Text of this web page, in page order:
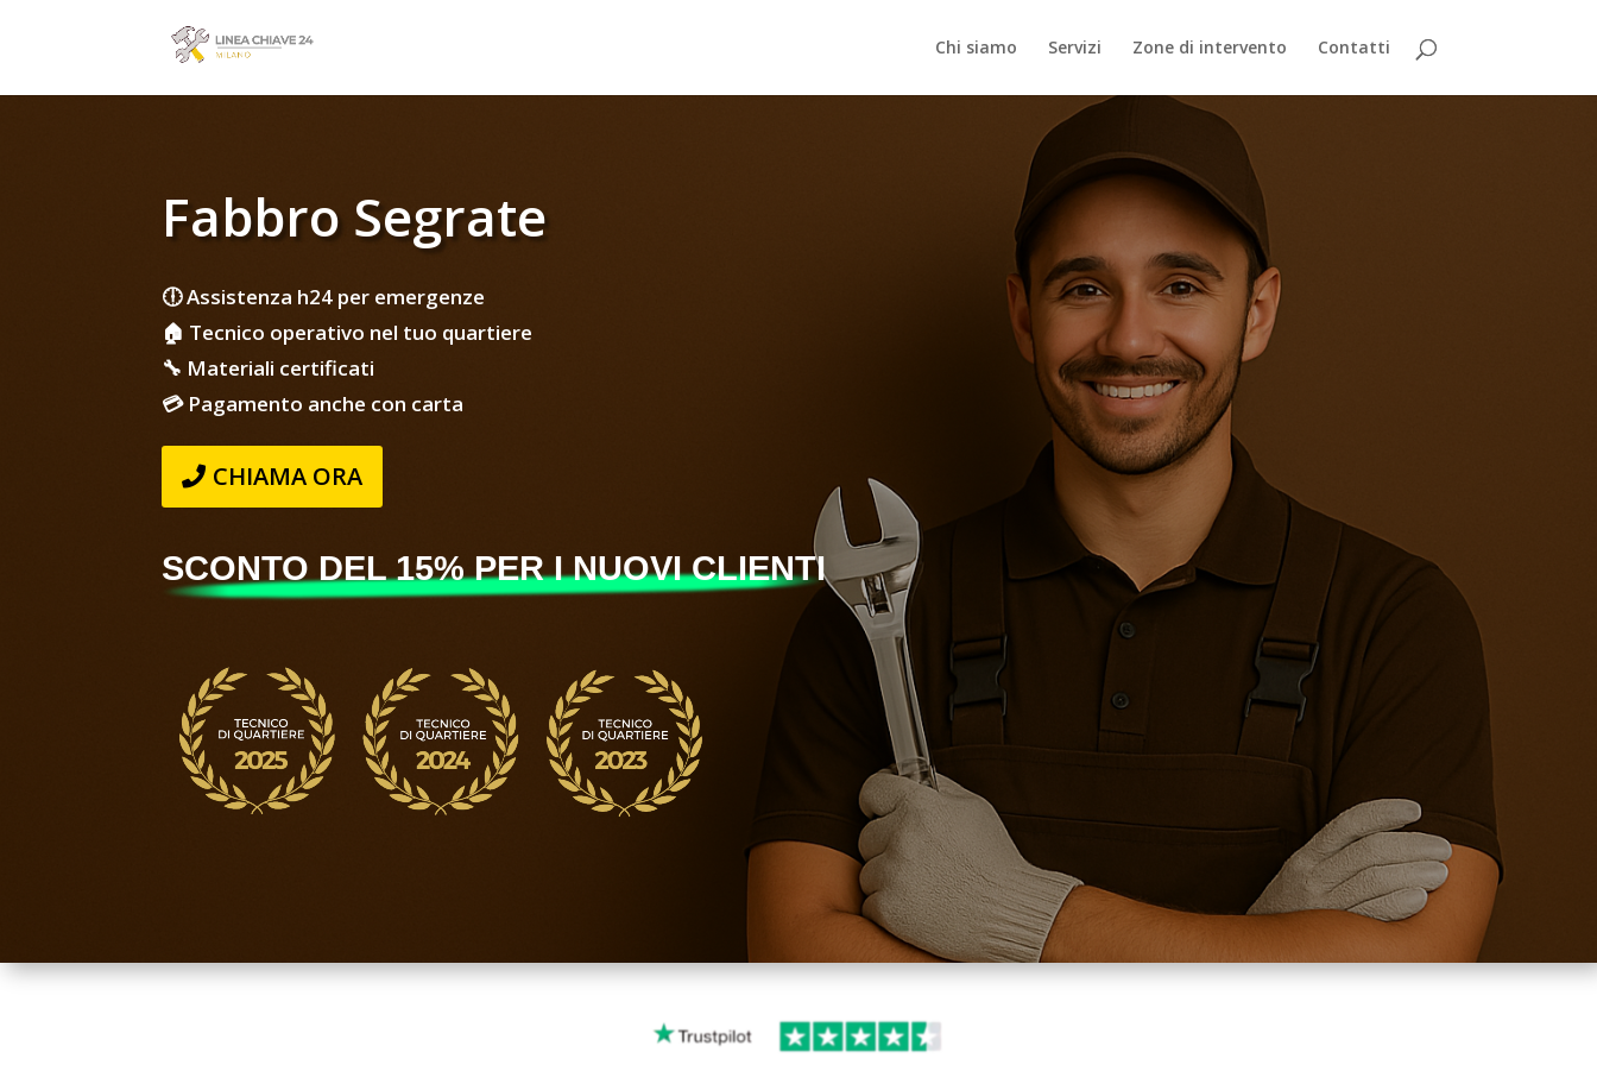
Chi siamo Servizi Zone di intervento Contatti
Fabbro Segrate
🕕 Assistenza h24 per emergenze
🏠 Tecnico operativo nel tuo quartiere
🔧 Materiali certificati
💳 Pagamento anche con carta
CHIAMA ORA
SCONTO DEL 15% PER I NUOVI CLIENTI